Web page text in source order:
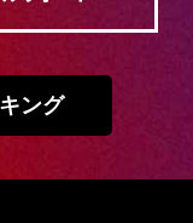
ング